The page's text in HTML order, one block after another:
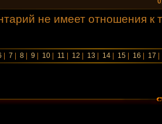
не имеет отношения к
|7 |8 |9 10 11 12 13 14 15 16 17